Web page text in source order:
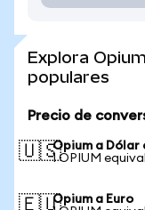
Explora
populares
Precio de
🇺🇸Opium a Dólar
1 OPIUM
🇪🇺Opium a Euro